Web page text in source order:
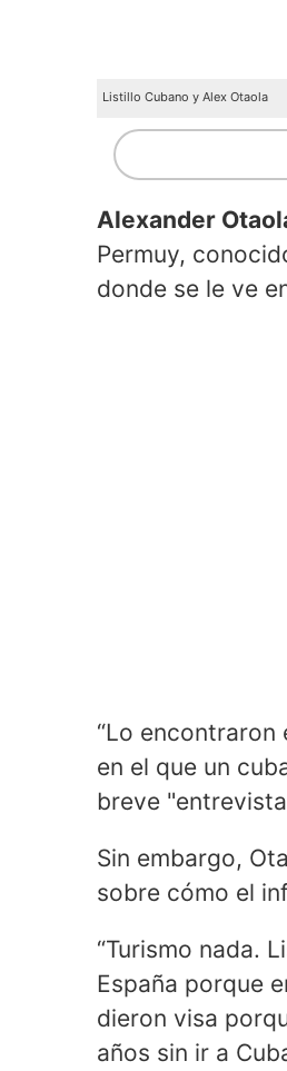
Listillo Cubano y Alex Otaola
Alexander
Permuy,
donde se le ve
“Lo encontraron
en el que un
breve
Sin embargo,
sobre cómo el
“Turismo nada.
España porque
dieron visa
años sin ir a